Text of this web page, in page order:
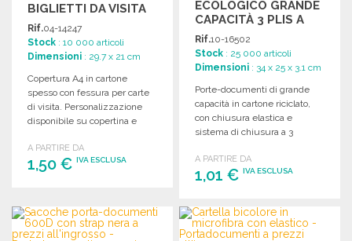
BIGLIETTI DA VISITA
Rif.04-14247
Stock : 10 000 articoli
Dimensioni : 29.7 x 21 cm
Copertura A4 in cartone
spesso con fessura per carte
di visita. Personalizzazione
disponibile su copertina e
cm.
A PARTIRE DA
1,50 € IVA ESCLUSA
Richiedi un preventivo
ECOLOGICO GRANDE
CAPACITÀ 3 PLIS A
PREZZI
ALL'INGROSSO
Rif.10-16502
Stock : 25 000 articoli
Dimensioni : 34 x 25 x 3.1 cm
Porte-documenti di grande
capacità in cartone riciclato,
con chiusura elastica e
sistema di chiusura a 3
A PARTIRE DA
1,01 €IVA ESCLUSA
ORDINARE
Richiedi un preventivo